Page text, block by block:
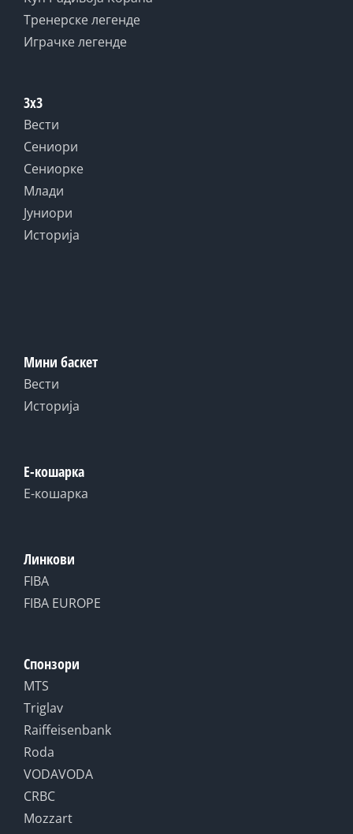
Тренерске легенде
Играчке легенде
3x3
Вести
Сениори
Сениорке
Млади
Јуниори
Историја
Мини баскет
Вести
Историја
Е-кошарка
Е-кошарка
Линкови
FIBA
FIBA EUROPE
Спонзори
MTS
Triglav
Raiffeisenbank
Roda
VODAVODA
CRBC
Mozzart